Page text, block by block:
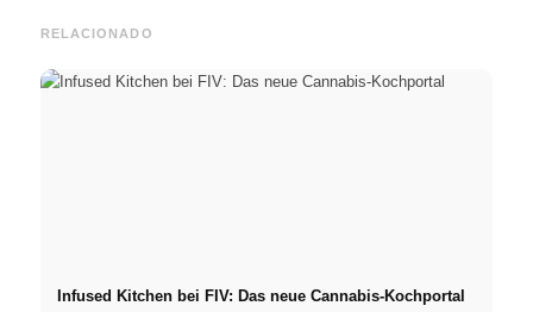
RELACIONADO
Infused Kitchen bei FIV: Das neue Cannabis-Kochportal